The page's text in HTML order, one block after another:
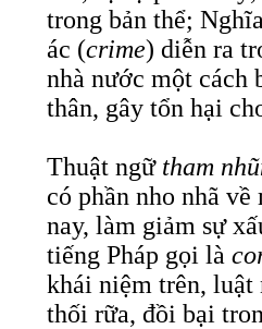
trong bản thể;
ác (crime) diễn ra
nhà nước một cách
thân, gây tổn hại
Thuật ngữ tham
có phần nho nhã
nay, làm giảm sự
tiếng Pháp gọi là
khái niệm trên, luật
thối rữa, đồi bại